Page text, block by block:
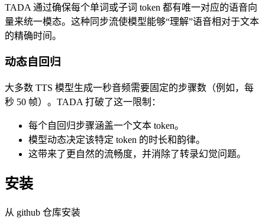
TADA 通过确保每个单词或子词 token 都有唯一对应的语音向
量来统一模态。这种同步流使模型能够“理解”语音相对于文本
的精确时间。
动态自回归
大多数 TTS 模型生成一秒音频需要固定的步骤数（例如，每
秒 50 帧）。TADA 打破了这一限制：
每个自回归步骤涵盖一个文本 token。
模型动态决定该特定 token 的时长和韵律。
这带来了更自然的流畅度，并消除了转录幻觉问题。
安装
从 github 仓库安装